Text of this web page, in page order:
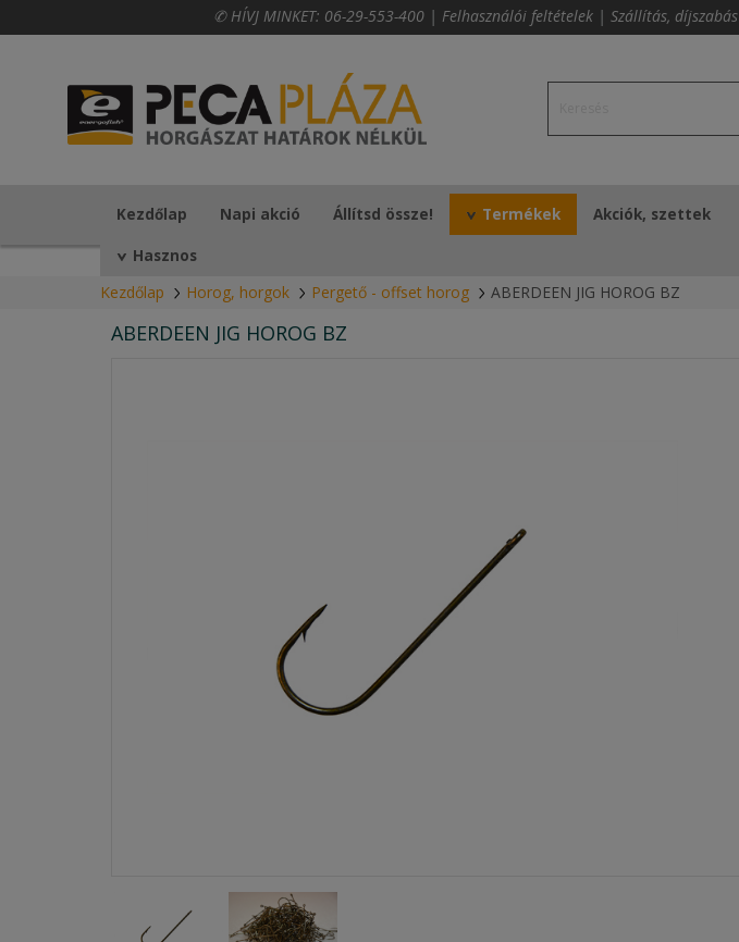
✆ HÍVJ MINKET: 06-29-553-400 | Felhasználói feltételek | Szállítás, díjszabás
Kezdőlap Napi akció Állítsd össze! Termékek Akciók, szettek
Hasznos
Kezdőlap Horog, horgok Pergető - offset horog ABERDEEN JIG HOROG BZ
ABERDEEN JIG HOROG BZ